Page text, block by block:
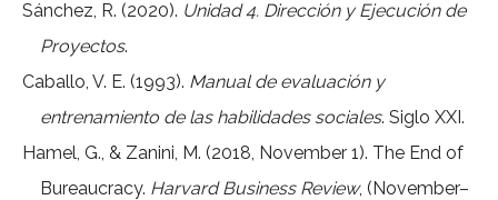
Sánchez, R. (2020). Unidad 4. Dirección y Ejecución de
Proyectos.
Caballo, V. E. (1993). Manual de evaluación y
entrenamiento de las habilidades sociales. Siglo XXI.
Hamel, G., & Zanini, M. (2018, November 1). The End of
Bureaucracy. Harvard Business Review, (November–